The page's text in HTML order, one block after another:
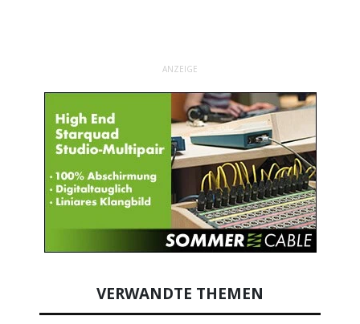
ANZEIGE
VERWANDTE THEMEN